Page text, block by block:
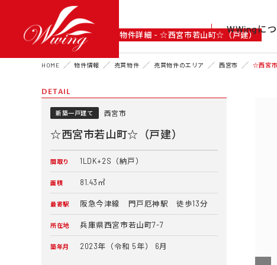
WWingに
DETAIL 物件詳細 - ☆西宮市若山町☆（戸建）
HOME 物件情報 売買物件 売買物件のエリア 西宮市 ☆西宮
DETAIL
新築一戸建て 西宮市
☆西宮市若山町☆（戸建）
間取り 1LDK+2S（納戸）
面積 81.43㎡
最寄駅 阪急今津線 門戸厄神駅 徒歩13分
所在地 兵庫県西宮市若山町7-7
築年月 2023年（令和 5年） 6月